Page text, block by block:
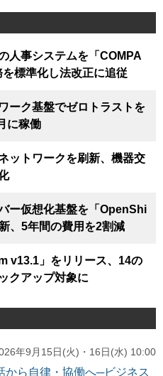
人事システムを「COMPA
標準化し法改正に追従
ーク基盤でゼロトラストを
に稼働
ットワークを刷新、機器交
ー仮想化基盤を「OpenShi
、5年間の費用を2割減
v13.1」をリリース、14の
クアップ対象に
年9月15日(火)・16日(水) 10:00
から自律・協働へ─ビジネス